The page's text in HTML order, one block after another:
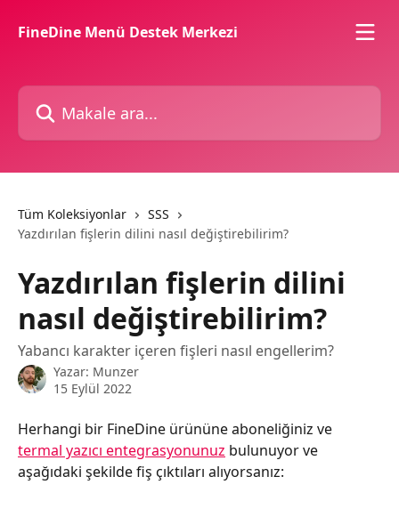
FineDine Menü Destek Merkezi
Makale ara...
Tüm Koleksiyonlar
SSS
Yazdırılan fişlerin dilini nasıl değiştirebilirim?
Yazdırılan fişlerin dilini
nasıl değiştirebilirim?
Yabancı karakter içeren fişleri nasıl engellerim?
Yazar: Munzer
15 Eylül 2022
Herhangi bir FineDine ürününe aboneliğiniz ve
termal yazıcı entegrasyonunuz bulunuyor ve
aşağıdaki şekilde fiş çıktıları alıyorsanız: